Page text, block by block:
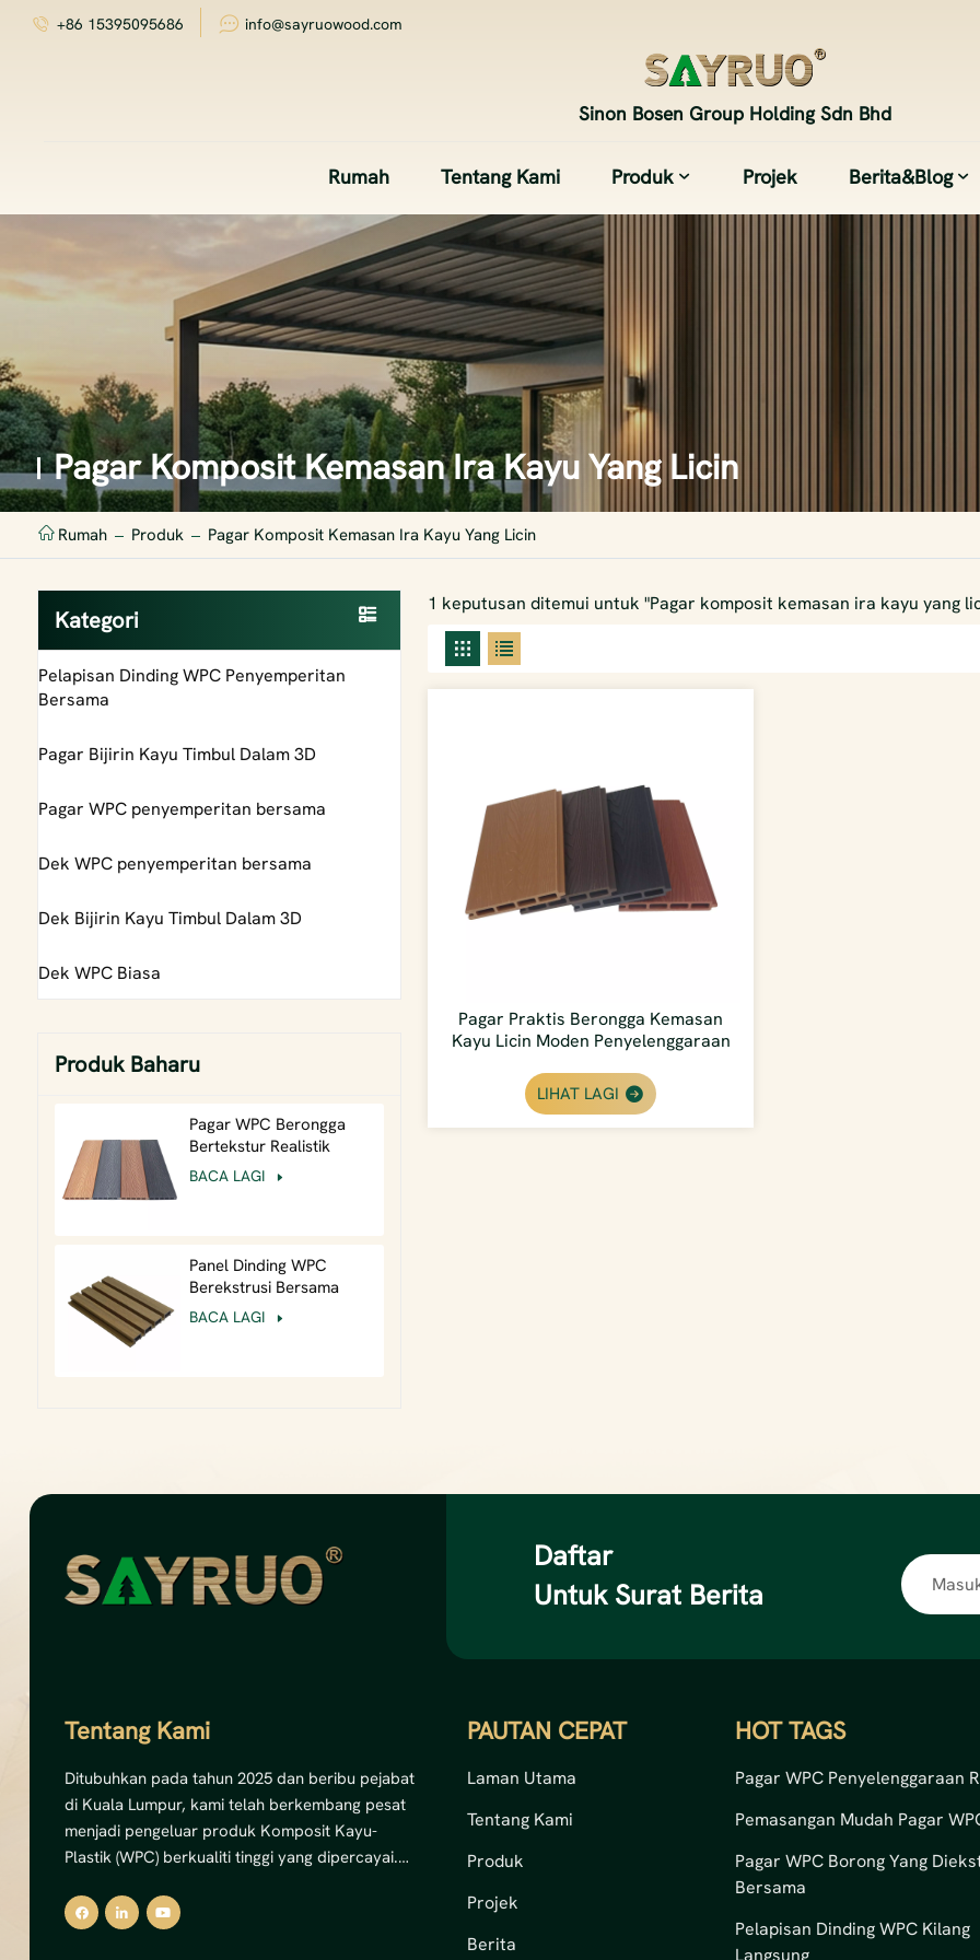
+86 15395095686 info@sayruowood.com
Sinon Bosen Group Holding Sdn Bhd
Rumah Tentang Kami Produk Projek Berita&Blog
Pagar Komposit Kemasan Ira Kayu Yang Licin
Rumah Produk Pagar Komposit Kemasan Ira Kayu Yang Licin
Kategori
Pelapisan Dinding WPC Penyemperitan
Bersama
Pagar Bijirin Kayu Timbul Dalam 3D
Pagar WPC penyemperitan bersama
Dek WPC penyemperitan bersama
Dek Bijirin Kayu Timbul Dalam 3D
Dek WPC Biasa
Produk Baharu
Pagar WPC Berongga
Bertekstur Realistik
Ringan Timbul Dalam
BACA LAGI
Panel Dinding WPC
Berekstrusi Bersama
26mm Tugas Berat untuk
BACA LAGI
1 keputusan ditemui untuk "Pagar komposit kemasan ira kayu yang
Pagar Praktis Berongga Kemasan
Kayu Licin Moden Penyelenggaraan
LIHAT LAGI
Daftar
Untuk Surat Berita
Tentang Kami
Ditubuhkan pada tahun 2025 dan beribu pejabat
di Kuala Lumpur, kami telah berkembang pesat
menjadi pengeluar produk Komposit Kayu-
Plastik (WPC) berkualiti tinggi yang dipercayai.
dan kemampanan, kami pakar dalam
menghasilkan penyelesaian dek WPC luaran,
PAUTAN CEPAT
Laman Utama
Tentang Kami
Produk
Projek
Berita
HOT TAGS
Pagar WPC Penyelenggaraan
Pemasangan Mudah Pagar
Pagar WPC Borong Yang
Bersama
Pelapisan Dinding WPC Kilang
Langsung